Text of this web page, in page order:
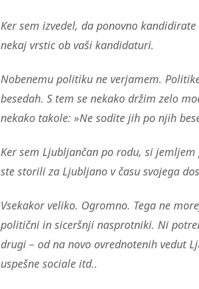
Ker sem izvedel, da ponovno
nekaj vrstic ob vaši kandidaturi.
Nobenemu politiku ne verjamem.
besedah. S tem se nekako držim zelo
nekako takole: »Ne sodite jih po njih
Ker sem Ljubljančan po rodu, si
ste storili za Ljubljano v času svojega
Vsekakor veliko. Ogromno. Tega ne
politični in siceršnji nasprotniki. Ni
drugi – od na novo ovrednotenih vedut
uspešne sociale itd..